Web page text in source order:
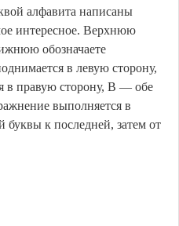
алфавита написаны
интересное. Верхнюю
обозначаете
в левую сторону,
в правую сторону, В — обе
выполняется в
буквы к последней, затем от